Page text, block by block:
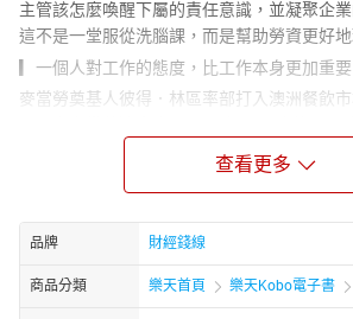
主管該怎麼喚醒下屬的責任意識，並凝聚企
這不是一堂服從洗腦課，而是幫助勞資更好地
▎一個人對工作的態度，比工作本身更加重要
麥當勞奠基人彼得．林區率部打入澳洲餐飲
工。掃廁所的工作又髒又累，貝爾卻做得任
後，還會去幫其他員工翻翻烘烤中的漢堡。
當勞的員工培訓協議，貝爾開始接受正規職
被提升為澳洲最年輕的麥當勞門市經理。
經過不斷努力，他先後擔任了麥當勞澳洲企
和非洲地區總裁，歐洲地區總裁及麥當勞芝
查看更多
品牌 財經錢線
商品分類 樂天首頁 樂天Kobo電子書